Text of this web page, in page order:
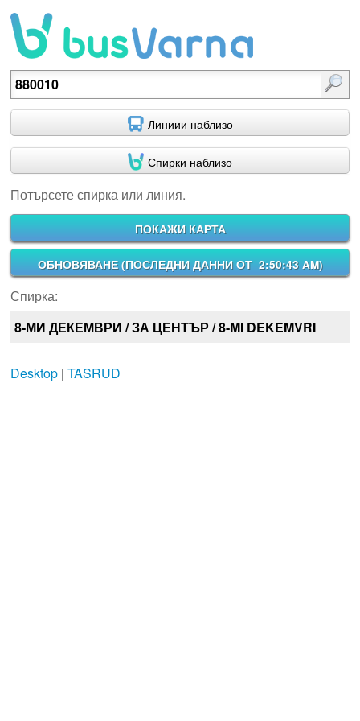
Потърсете спирка или линия.
Линиии наблизо
Спирки наблизо
Потърсете спирка или линия.
ПОКАЖИ КАРТА
ОБНОВЯВАНЕ (ПОСЛЕДНИ ДАННИ ОТ 2:50:43 AM)
Спирка:
8-МИ ДЕКЕМВРИ / ЗА ЦЕНТЪР / 8-MI DEKEMVRI
Desktop| TASRUD